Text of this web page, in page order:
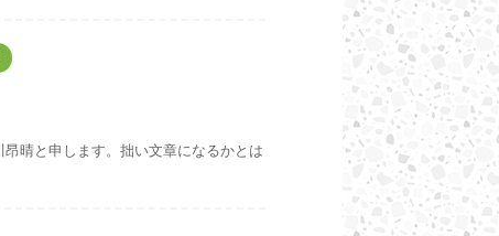
晴と申します。拙い文章になるかとは